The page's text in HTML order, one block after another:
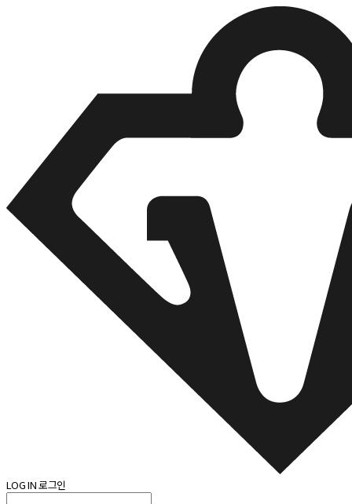
LOG IN로그인